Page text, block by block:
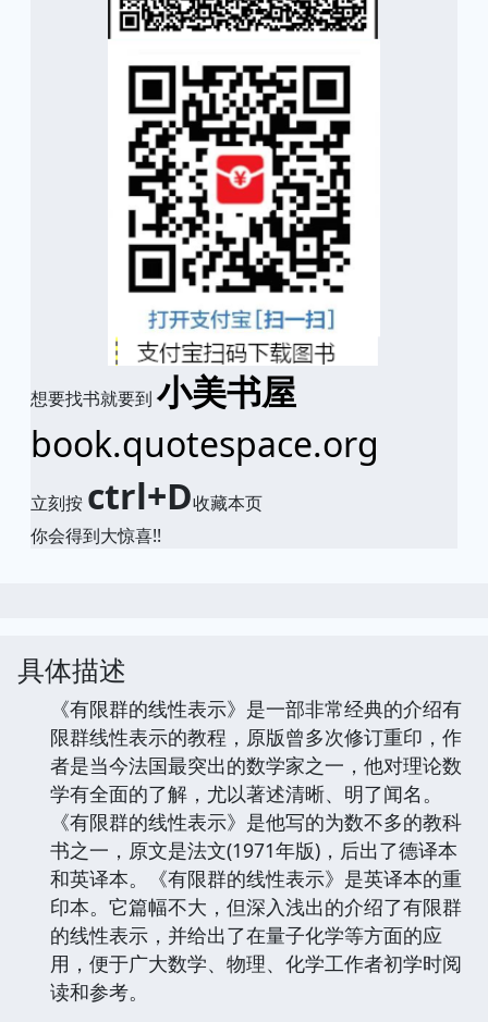
想要找书就要到 小美书屋
book.quotespace.org
立刻按 ctrl+D收藏本页
你会得到大惊喜!!
具体描述
《有限群的线性表示》是一部非常经典的介绍有
限群线性表示的教程，原版曾多次修订重印，作
者是当今法国最突出的数学家之一，他对理论数
学有全面的了解，尤以著述清晰、明了闻名。
《有限群的线性表示》是他写的为数不多的教科
书之一，原文是法文(1971年版)，后出了德译本
和英译本。《有限群的线性表示》是英译本的重
印本。它篇幅不大，但深入浅出的介绍了有限群
的线性表示，并给出了在量子化学等方面的应
用，便于广大数学、物理、化学工作者初学时阅
读和参考。